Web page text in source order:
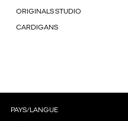
ORIGINALS STUDIO
CARDIGANS
PAYS/LANGUE